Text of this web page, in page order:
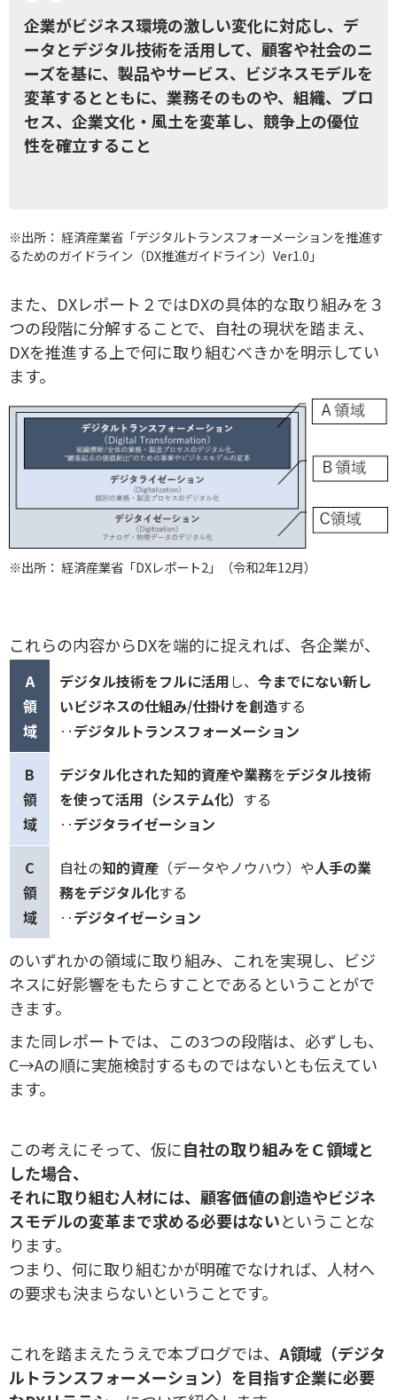
企業がビジネス環境の激しい変化に対応し、デ
ータとデジタル技術を活用して、顧客や社会のニ
ーズを基に、製品やサービス、ビジネスモデルを
変革するとともに、業務そのものや、組織、プロ
セス、企業文化・風土を変革し、競争上の優位
性を確立すること
※出所： 経済産業省「デジタルトランスフォーメーションを推進す
るためのガイドライン（DX推進ガイドライン）Ver1.0」
また、DXレポート２ではDXの具体的な取り組みを３
つの段階に分解することで、自社の現状を踏まえ、
DXを推進する上で何に取り組むべきかを明示してい
ます。
※出所： 経済産業省「DXレポート2」（令和2年12月）
これらの内容からDXを端的に捉えれば、各企業が、
A
領
域
デジタル技術をフルに活用し、 今までにない新し
いビジネスの仕組み/仕掛けを創造する
‥デジタルトランスフォーメーション
B
領
域
デジタル化された知的資産や業務をデジタル技術
を使って活用（システム化） する
‥デジタライゼーション
C
領
域
自社の知的資産 （データやノウハウ）や人手の業
務をデジタル化する
‥デジタイゼーション
のいずれかの領域に取り組み、これを実現し、ビジ
ネスに好影響をもたらすことであるということがで
きます。
また同レポートでは、この3つの段階は、必ずしも、
C→Aの順に実施検討するものではないとも伝えてい
ます。
この考えにそって、仮に自社の取り組みをＣ領域と
した場合、
それに取り組む人材には、顧客価値の創造やビジネ
スモデルの変革まで求める必要はないということな
ります。
つまり、何に取り組むかが明確でなければ、人材へ
の要求も決まらないということです。
これを踏まえたうえで本ブログでは、 A領域（デジタ
ルトランスフォーメーション）を目指す企業に必要